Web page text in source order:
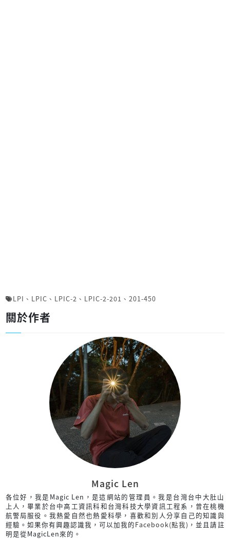
LPI 、 LPIC 、 LPIC-2 、 LPIC-2-201 、 201-450
關於作者
Magic Len
各位好，我是Magic Len，是這網站的管理員。我是台灣台中大肚山
上人，畢業於台中高工資訊科和台灣科技大學資訊工程系，曾在桃機
航警局服役。我熱愛自然也熱愛科學，喜歡和別人分享自己的知識與
經驗。如果你有興趣認識我，可以加我的Facebook(點我) ，並且請註
明是從MagicLen來的。